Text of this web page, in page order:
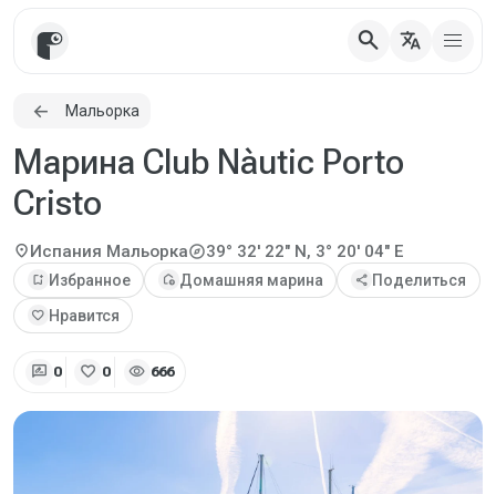
search translate
Мальорка
Марина Club Nàutic Porto
Cristo
location_onИспания Мальоркаexplore39° 32' 22" N, 3° 20' 04" E
bookmark_add Избранное add_home Домашняя марина share Поделиться
favorite Нравится
rate_review 0 favorite 0 visibility 666